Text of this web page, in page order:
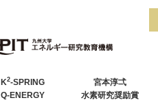
K2-SPRING
Q-ENERGY
宮本淳弌
水素研究奨励賞